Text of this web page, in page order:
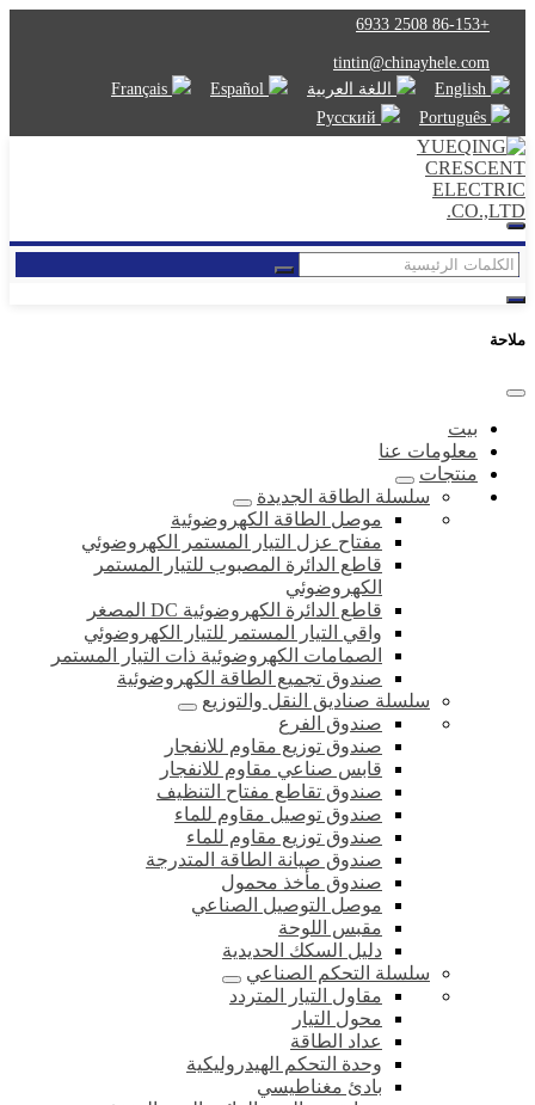
+86-153 2508 6933
tintin@chinayhele.com
اللغة العربية
ملاحة
بيت
معلومات عنا
منتجات
سلسلة الطاقة الجديدة
موصل الطاقة الكهروضوئية
مفتاح عزل التيار المستمر الكهروضوئي
قاطع الدائرة المصبوب للتيار المستمر
الكهروضوئي
قاطع الدائرة الكهروضوئية DC المصغر
واقي التيار المستمر للتيار الكهروضوئي
الصمامات الكهروضوئية ذات التيار المستمر
صندوق تجميع الطاقة الكهروضوئية
سلسلة صناديق النقل والتوزيع
صندوق الفرع
صندوق توزيع مقاوم للانفجار
قابس صناعي مقاوم للانفجار
صندوق تقاطع مفتاح التنظيف
صندوق توصيل مقاوم للماء
صندوق توزيع مقاوم للماء
صندوق صيانة الطاقة المتدرجة
صندوق مأخذ محمول
موصل التوصيل الصناعي
مقبس اللوحة
دليل السكك الحديدية
سلسلة التحكم الصناعي
مقاول التيار المتردد
محول التيار
عداد الطاقة
وحدة التحكم الهيدروليكية
بادئ مغناطيسي